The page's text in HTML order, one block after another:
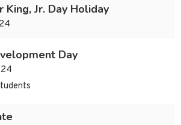
King, Jr. Day Holiday
Day